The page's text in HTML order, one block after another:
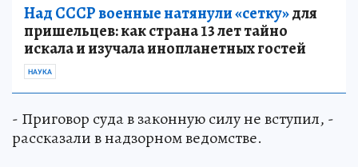
Над СССР военные натянули «сетку»для
пришельцев: как страна 13 лет тайно
искала и изучала инопланетных гостей
НАУКА
- Приговор суда в законную силу не вступил, -
рассказали в надзорном ведомстве.